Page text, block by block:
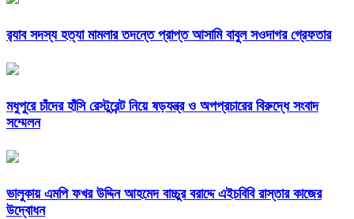
র‌্যাব সদস্য হত্যা মামলার তদন্তে প্রাপ্ত আসামি বাবুল সওদাগর গ্রেফতার
মধুপুরে চাঁদের হাঁসি রেস্টুরেন্ট নিয়ে ষড়যন্ত্র ও অপপ্রচারের বিরুদ্ধে সংবাদ
সম্মেলন
ভালুকায় এমপি ফখর উদ্দিন আহমেদ বাচ্চুর বরাদ্দে এইচবিবি রাস্তার কাজের
উদ্বোধন